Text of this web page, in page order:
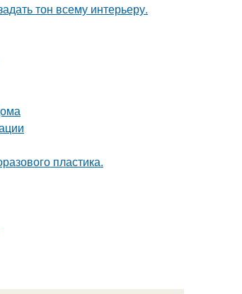
тон всему интерьеру.
пластика.